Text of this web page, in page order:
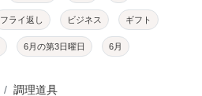
フライ返し ビジネス ギフト
6月の第3日曜日 6月
調理道具